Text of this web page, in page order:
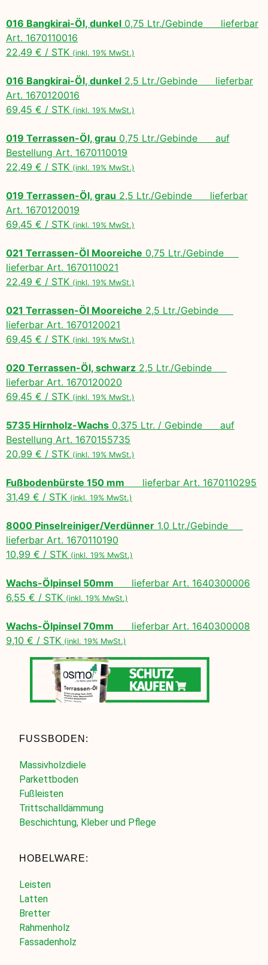
016 Bangkirai-Öl, dunkel 0,75 Ltr./Gebinde lieferbar
Art. 1670110016
22,49 € / STK (inkl. 19% MwSt.)
016 Bangkirai-Öl, dunkel 2,5 Ltr./Gebinde lieferbar
Art. 1670120016
69,45 € / STK (inkl. 19% MwSt.)
019 Terrassen-Öl, grau 0,75 Ltr./Gebinde auf
Bestellung Art. 1670110019
22,49 € / STK (inkl. 19% MwSt.)
019 Terrassen-Öl, grau 2,5 Ltr./Gebinde lieferbar
Art. 1670120019
69,45 € / STK (inkl. 19% MwSt.)
021 Terrassen-Öl Mooreiche 0,75 Ltr./Gebinde
lieferbar Art. 1670110021
22,49 € / STK (inkl. 19% MwSt.)
021 Terrassen-Öl Mooreiche 2,5 Ltr./Gebinde
lieferbar Art. 1670120021
69,45 € / STK (inkl. 19% MwSt.)
020 Terrassen-Öl, schwarz 2,5 Ltr./Gebinde
lieferbar Art. 1670120020
69,45 € / STK (inkl. 19% MwSt.)
5735 Hirnholz-Wachs 0,375 Ltr. / Gebinde auf
Bestellung Art. 1670155735
20,99 € / STK (inkl. 19% MwSt.)
Fußbodenbürste 150 mm lieferbar Art. 1670110295
31,49 € / STK (inkl. 19% MwSt.)
8000 Pinselreiniger/Verdünner 1,0 Ltr./Gebinde
lieferbar Art. 1670110190
10,99 € / STK (inkl. 19% MwSt.)
Wachs-Ölpinsel 50mm lieferbar Art. 1640300006
6,55 € / STK (inkl. 19% MwSt.)
Wachs-Ölpinsel 70mm lieferbar Art. 1640300008
9,10 € / STK (inkl. 19% MwSt.)
FUSSBODEN:
Massivholzdiele
Parkettboden
Fußleisten
Trittschalldämmung
Beschichtung, Kleber und Pflege
HOBELWARE:
Leisten
Latten
Bretter
Rahmenholz
Fassadenholz